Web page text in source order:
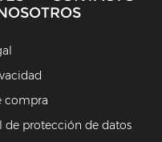
compra
protección de datos